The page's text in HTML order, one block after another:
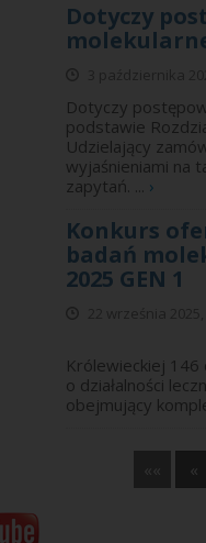
Dotyczy
Dotyczy
podstawie
Udzielający
wyjaśnieniami na
zapytań. ... ›
Konkurs
badań
2025 GEN 1
Królewieckiej
o działalności
obejmujący
«